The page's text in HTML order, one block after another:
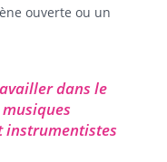
ouverte ou un
dans le
instrumentistes